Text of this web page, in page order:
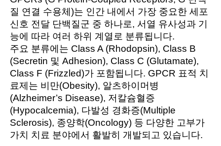
질 연결 수용체)는 인간 내에서 가장 중요한 세포
신호 전달 단백질군 중 하나로, 서열 유사성과 기
능에 따라 여러 하위 계열로 분류됩니다.
주요 분류에는 Class A (Rhodopsin), Class B
(Secretin 및 Adhesion), Class C (Glutamate),
Class F (Frizzled)가 포함됩니다. GPCR 표적 치
료제는 비만(Obesity), 알츠하이머병
(Alzheimer’s Disease), 저칼슘혈증
(Hypocalcemia), 다발성 경화증(Multiple
Sclerosis), 종양학(Oncology) 등 다양한 고부가
가치 치료 분야에서 활발히 개발되고 있습니다.